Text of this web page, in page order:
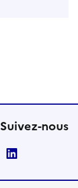
Suivez-nous